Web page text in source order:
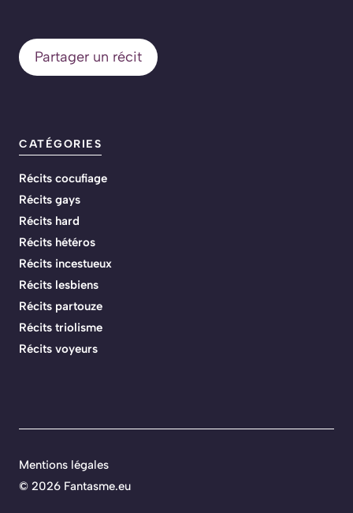
Partager un récit
CATÉGORIES
Récits cocufiage
Récits gays
Récits hard
Récits hétéros
Récits incestueux
Récits lesbiens
Récits partouze
Récits triolisme
Récits voyeurs
© 2026 Fantasme.eu
Mentions légales